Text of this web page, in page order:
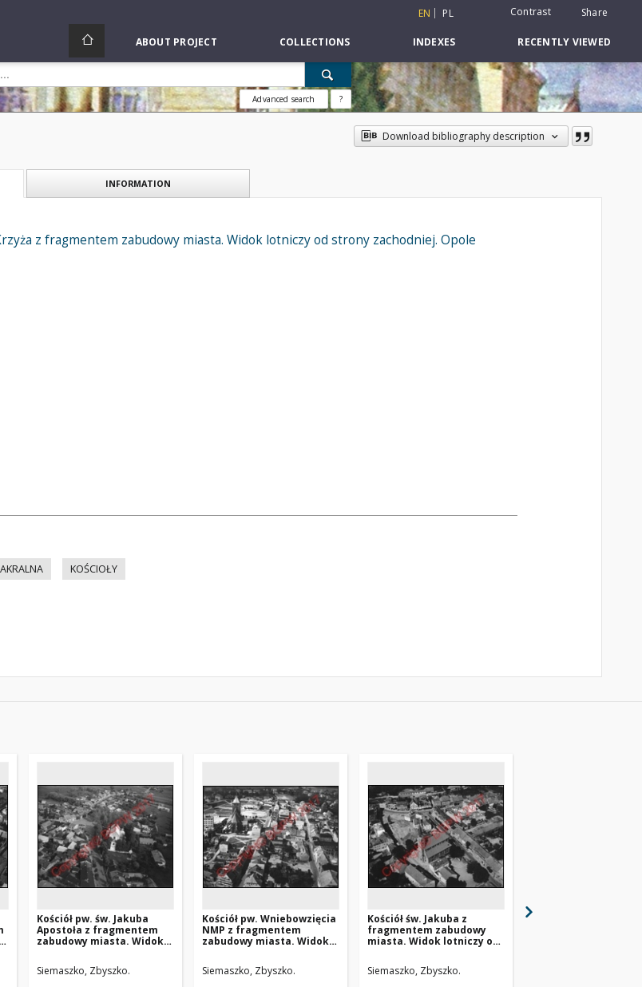
EN PL Contrast Share
ABOUT PROJECT COLLECTIONS INDEXES RECENTLY VIEWED
Advanced search ?
Download bibliography description
INFORMATION
z fragmentem zabudowy miasta. Widok lotniczy od strony zachodniej. Opole
KOŚCIOŁY
Kościół pw. św. Jakuba
Apostoła z fragmentem
zabudowy miasta. Widok
zachodniej. Skaryszew
Siemaszko, Zbyszko.
Kościół pw. Wniebowzięcia
NMP z fragmentem
zabudowy miasta. Widok
wschodniej. Sławno
Siemaszko, Zbyszko.
Kościół św. Jakuba z
fragmentem zabudowy
miasta. Widok lotniczy od
zachodniej. Sobótka
Siemaszko, Zbyszko.